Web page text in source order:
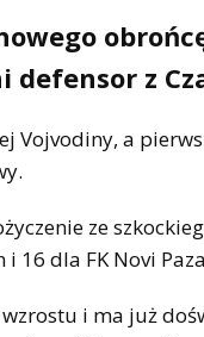
defensor z
Vojvodiny, a
ze
16 dla FK Novi
i ma już